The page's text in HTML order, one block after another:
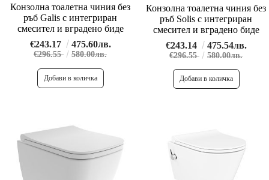
Конзолна тоалетна чиния без
ръб Galis с интегриран
смесител и вградено биде
€243.17
475.60лв.
€296.55 580.00лв.
Конзолна тоалетна чиния без
ръб Solis с интегриран
смесител и вградено биде
€243.14
475.54лв.
€296.55 580.00лв.